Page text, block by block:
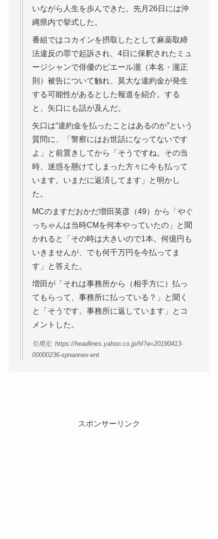
いながら人生を歩んできた。先月26日には沖
縄県内で挙式した。
番組ではコカインを摂取したとして麻薬取締
法違反の罪で起訴され、4日に保釈されたミュ
ージシャンで俳優のピエール瀧（本名・瀧正
則）被告について触れ、莫大な違約金が発生
する可能性があるとした報道を紹介。する
と、矢口にも話が及んだ。
矢口は“違約金を払ったことはあるのか”という
質問に、「警察にはお世話になってないです
よ」と前置きしてから「そうですね。その当
時、迷惑を懸けてしまった方々に今も払って
います。いまだに返済してます」と明かし
た。
MCのますだおかだ増田英彦（49）から「やぐ
っちゃんは当時CMを何本やっていたの」と聞
かれると「その時は大きいので1本。何億円も
いきませんが、でも何千万円を今払ってま
す」と答えた。
増田が「それは事務所から（相手方に）払っ
てもらって、事務所に払っている？」と聞く
と「そうです。事務所に返しています」とコ
メントした。
引用元: https://headlines.yahoo.co.jp/hl?a=20190413-
00000236-spnannex-ent
スポンサーリンク